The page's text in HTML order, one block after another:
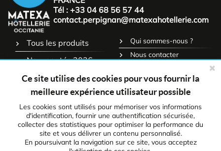
Tél : +33 04 68 56 57 44
contact.perpignan@matexahotellerie.com
Tous les produits
Nouveautés 2026
Déstockage
Catalogue
Qui sommes-nous ?
Nous contacter
Mentions légales
Politique de confidentialité
Service consommateur
NOTRE
CATALOGUE 2026
Ce site utilise des cookies pour vous fournir la
meilleure expérience utilisateur possible
Les cookies sont utilisés pour mémoriser vos informations
d'identification, fournir une authentification sécurisée,
collecter des statistiques pour optimiser la performance du
site et vous délivrer un contenu personnalisé.
En poursuivant la navigation sur ce site, vous acceptez